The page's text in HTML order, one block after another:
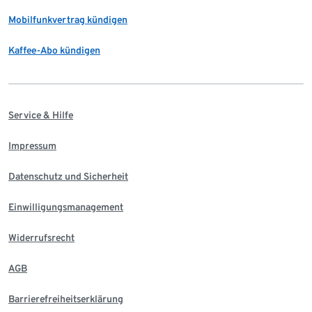
Mobilfunkvertrag kündigen
Kaffee-Abo kündigen
Service & Hilfe
Impressum
Datenschutz und Sicherheit
Einwilligungsmanagement
Widerrufsrecht
AGB
Barrierefreiheitserklärung